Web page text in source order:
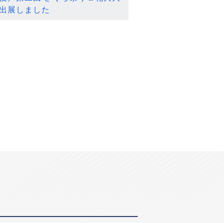
展しました